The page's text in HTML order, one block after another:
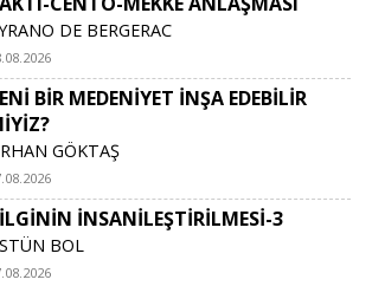
DE BERGERAC
BİR MEDENİYET İNŞA EDEBİLİR
GÖKTAŞ
İNSANİLEŞTİRİLMESİ-3
BOL